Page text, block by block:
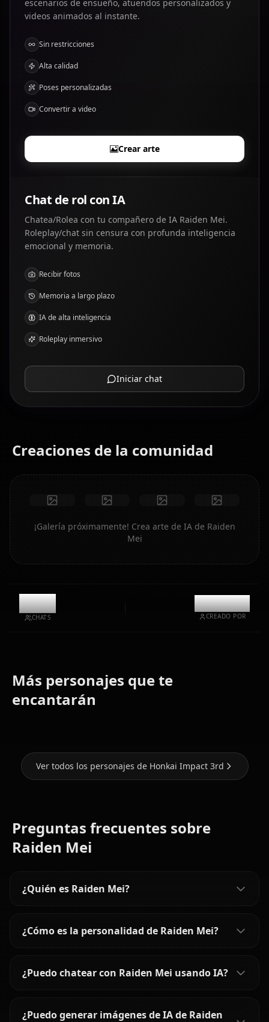
escenarios de ensueño, atuendos personalizados y
videos animados al instante.
Sin restricciones
Alta calidad
Poses personalizadas
Convertir a video
Crear arte
Chat de rol con IA
Chatea/Rolea con tu compañero de IA Raiden Mei.
Roleplay/chat sin censura con profunda inteligencia
emocional y memoria.
Recibir fotos
Memoria a largo plazo
IA de alta inteligencia
Roleplay inmersivo
Iniciar chat
Creaciones de la comunidad
¡Galería próximamente! Crea arte de IA de Raiden
Mei
11.5k
CHATS
@kanashi
CREADO POR
Más personajes que te
encantarán
Ver todos los personajes de Honkai Impact 3rd
Preguntas frecuentes sobre
Raiden Mei
¿Quién es Raiden Mei?
¿Cómo es la personalidad de Raiden Mei?
¿Puedo chatear con Raiden Mei usando IA?
¿Puedo generar imágenes de IA de Raiden